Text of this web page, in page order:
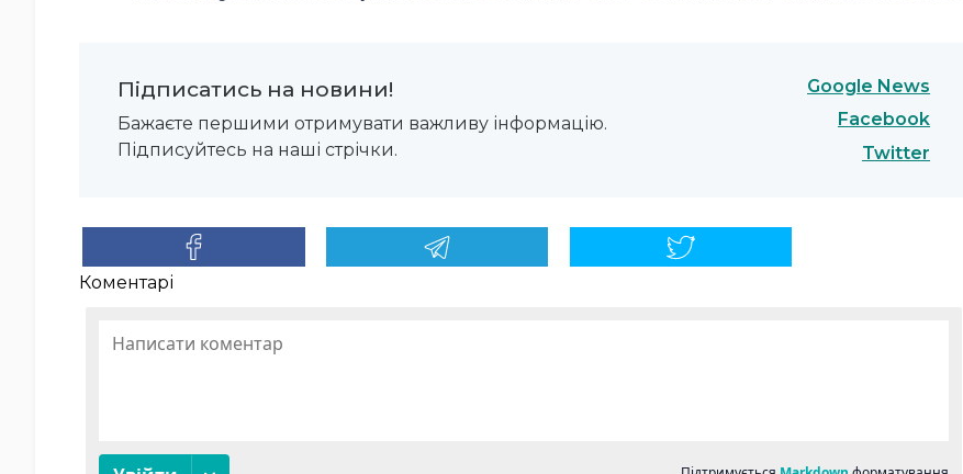
Підписатись на новини!
Бажаєте першими отримувати важливу інформацію.
Підписуйтесь на наші стрічки.
Google News
Facebook
Twitter
Коментарі